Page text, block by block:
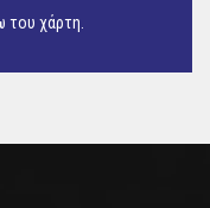
του χάρτη.